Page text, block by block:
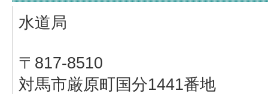
水道局
〒817-8510
対馬市厳原町国分1441番地